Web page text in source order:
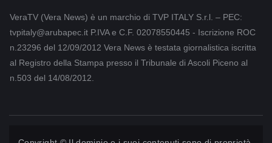
VeraTV (Vera News) è un marchio di TVP ITALY S.r.l. – PEC:
tvpitaly@arubapec.it P.IVA e C.F. 02078550445 - Iscrizione ROC
n.23296 del 12/09/2012 Vera News è testata giornalistica iscritta
al Registro della Stampa presso il Tribunale di Ascoli Piceno al
n.503 del 14/08/2012.